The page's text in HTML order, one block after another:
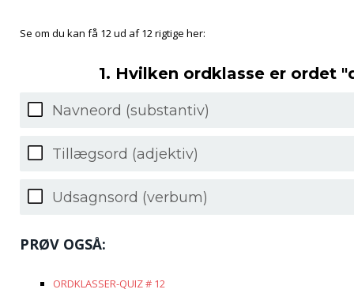
Se om du kan få 12 ud af 12 rigtige her:
1. Hvilken ordklasse er ordet
Navneord (substantiv)
Tillægsord (adjektiv)
Udsagnsord (verbum)
PRØV OGSÅ:
ORDKLASSER-QUIZ # 12